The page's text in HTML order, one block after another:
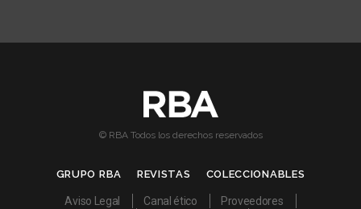
© RBA Todos los derechos reservados
GRUPO RBA REVISTAS COLECCIONABLES
Aviso Legal Canal ético Proveedores